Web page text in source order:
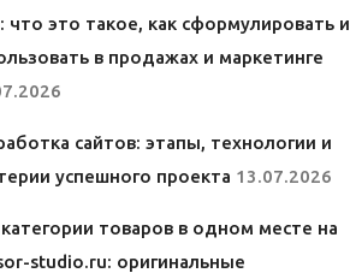
что это такое, как сформулировать и
в продажах и маркетинге
сайтов: этапы, технологии и
успешного проекта 13.07.2026
товаров в одном месте на
studio.ru: оригинальные